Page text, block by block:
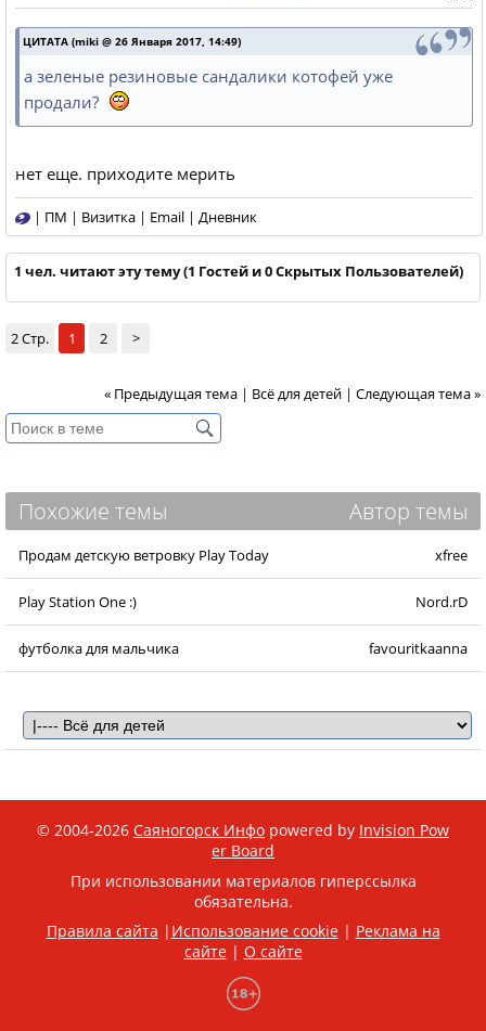
ЦИТАТА (miki @ 26 Января 2017, 14:49)
а зеленые резиновые сандалики котофей уже
продали?
нет еще. приходите мерить
| ПМ | Визитка | Email | Дневник
1 чел. читают эту тему (1 Гостей и 0 Скрытых Пользователей)
2 Стр. 1 2 >
« Предыдущая тема | Всё для детей | Следующая тема »
Похожие темы Автор темы
Продам детскую ветровку Play Today xfree
Play Station One :) Nord.rD
футболка для мальчика favouritkaanna
© 2004-2026 Саяногорск Инфо powered by Invision Pow
er Board
При использовании материалов гиперссылка
обязательна.
Правила сайта | Использование cookie| Реклама на
сайте| О сайте